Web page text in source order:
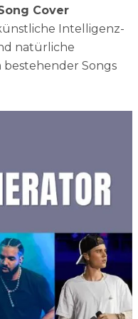
Cover
Intelligenz-
natürliche
Songs